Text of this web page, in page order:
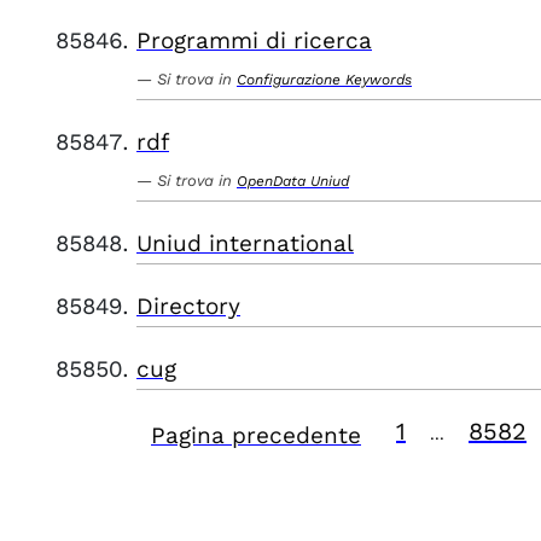
Programmi di ricerca
Si trova in Configurazione Keywords
rdf
Si trova in OpenData Uniud
Uniud international
Directory
cug
Pagina precedente 1 8582